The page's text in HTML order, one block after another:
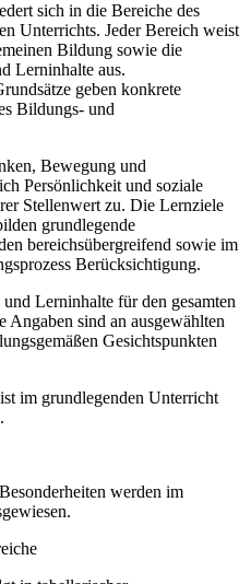
sich in die Bereiche des
Unterrichts. Jeder Bereich weist
Bildung sowie die
Lerninhalte aus.
geben konkrete
Bildungs- und
Bewegung und
Persönlichkeit und soziale
Stellenwert zu. Die Lernziele
grundlegende
bereichsübergreifend sowie im
Berücksichtigung.
Lerninhalte für den gesamten
Angaben sind an ausgewählten
Gesichtspunkten
im grundlegenden Unterricht
werden im